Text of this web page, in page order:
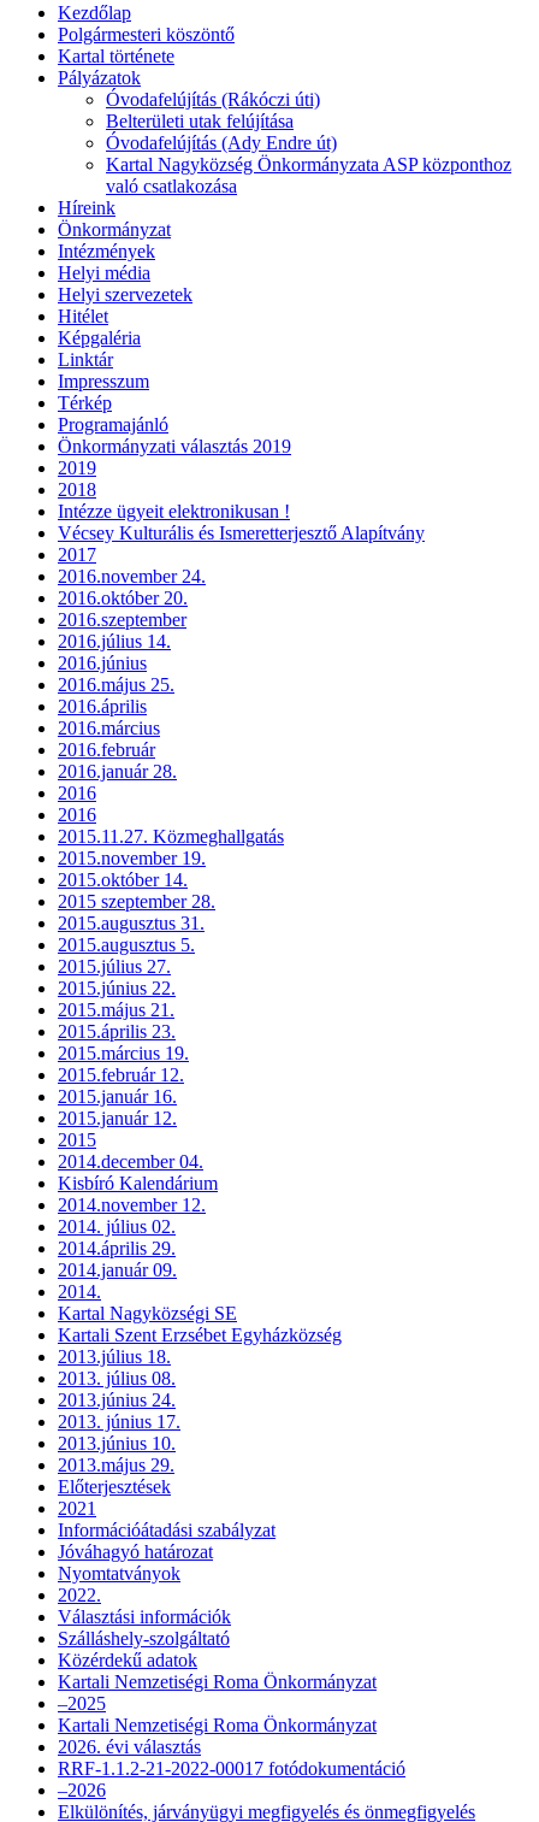
Kezdőlap
Polgármesteri köszöntő
Kartal története
Pályázatok
Óvodafelújítás (Rákóczi úti)
Belterületi utak felújítása
Óvodafelújítás (Ady Endre út)
Kartal Nagyközség Önkormányzata ASP központhoz
való csatlakozása
Híreink
Önkormányzat
Intézmények
Helyi média
Helyi szervezetek
Hitélet
Képgaléria
Linktár
Impresszum
Térkép
Programajánló
Önkormányzati választás 2019
2019
2018
Intézze ügyeit elektronikusan !
Vécsey Kulturális és Ismeretterjesztő Alapítvány
2017
2016.november 24.
2016.október 20.
2016.szeptember
2016.július 14.
2016.június
2016.május 25.
2016.április
2016.március
2016.február
2016.január 28.
2016
2016
2015.11.27. Közmeghallgatás
2015.november 19.
2015.október 14.
2015 szeptember 28.
2015.augusztus 31.
2015.augusztus 5.
2015.július 27.
2015.június 22.
2015.május 21.
2015.április 23.
2015.március 19.
2015.február 12.
2015.január 16.
2015.január 12.
2015
2014.december 04.
Kisbíró Kalendárium
2014.november 12.
2014. július 02.
2014.április 29.
2014.január 09.
2014.
Kartal Nagyközségi SE
Kartali Szent Erzsébet Egyházközség
2013.július 18.
2013. július 08.
2013.június 24.
2013. június 17.
2013.június 10.
2013.május 29.
Előterjesztések
2021
Információátadási szabályzat
Jóváhagyó határozat
Nyomtatványok
2022.
Választási információk
Szálláshely-szolgáltató
Közérdekű adatok
Kartali Nemzetiségi Roma Önkormányzat
–2025
Kartali Nemzetiségi Roma Önkormányzat
2026. évi választás
RRF-1.1.2-21-2022-00017 fotódokumentáció
–2026
Elkülönítés, járványügyi megfigyelés és önmegfigyelés